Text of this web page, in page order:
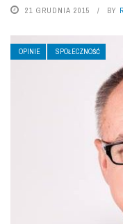
21 GRUDNIA 2015 BY
OPINIE SPOŁECZNOŚĆ